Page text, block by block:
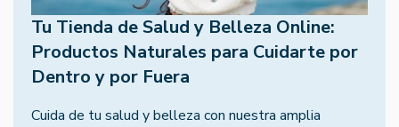
Tu Tienda de Salud y Belleza Online:
Productos Naturales para Cuidarte por
Dentro y por Fuera
Cuida de tu salud y belleza con nuestra amplia